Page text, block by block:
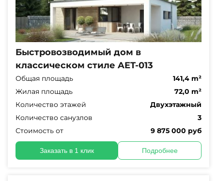
Быстровозводимый дом в
классическом стиле AET-013
Общая площадь
141,4 m²
Жилая площадь
72,0 m²
Количество этажей
Двухэтажный
Количество санузлов
3
Стоимость от
9 875 000 руб
Заказать в 1 клик Подробнее